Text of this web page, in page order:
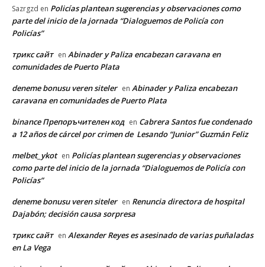
Sazrgzd en Policías plantean sugerencias y observaciones como
parte del inicio de la jornada “Dialoguemos de Policía con
Policías”
трикс сайт en Abinader y Paliza encabezan caravana en
comunidades de Puerto Plata
deneme bonusu veren siteler en Abinader y Paliza encabezan
caravana en comunidades de Puerto Plata
binance Препоръчителен код en Cabrera Santos fue condenado
a 12 años de cárcel por crimen de Lesando “Junior” Guzmán Feliz
melbet_ykot en Policías plantean sugerencias y observaciones
como parte del inicio de la jornada “Dialoguemos de Policía con
Policías”
deneme bonusu veren siteler en Renuncia directora de hospital
Dajabón; decisión causa sorpresa
трикс сайт en Alexander Reyes es asesinado de varias puñaladas
en La Vega